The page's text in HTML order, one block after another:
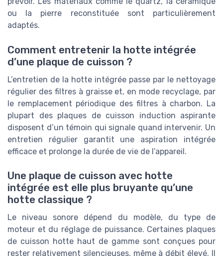
ou la pierre reconstituée sont particulièrement
adaptés.
Comment entretenir la hotte intégrée
d’une plaque de cuisson ?
L’entretien de la hotte intégrée passe par le nettoyage
régulier des filtres à graisse et, en mode recyclage, par
le remplacement périodique des filtres à charbon. La
plupart des plaques de cuisson induction aspirante
disposent d’un témoin qui signale quand intervenir. Un
entretien régulier garantit une aspiration intégrée
efficace et prolonge la durée de vie de l’appareil.
Une plaque de cuisson avec hotte
intégrée est elle plus bruyante qu’une
hotte classique ?
Le niveau sonore dépend du modèle, du type de
moteur et du réglage de puissance. Certaines plaques
de cuisson hotte haut de gamme sont conçues pour
rester relativement silencieuses, même à débit élevé. Il